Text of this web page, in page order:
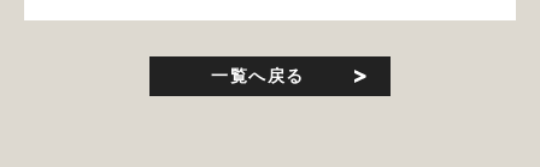
一覧へ戻る